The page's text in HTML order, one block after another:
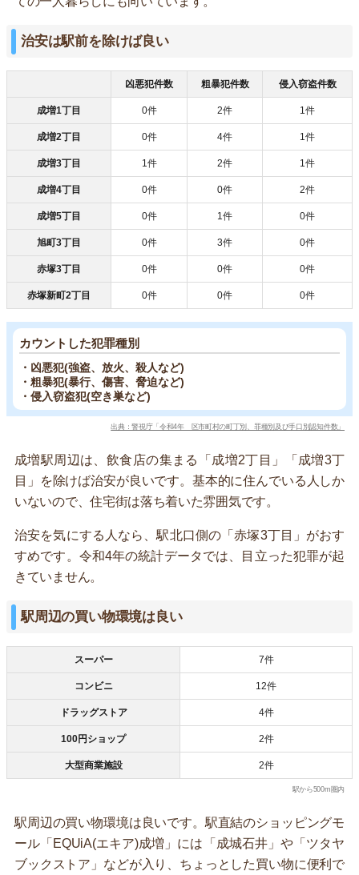
治安は駅前を除けば良い
凶悪犯件数 粗暴犯件数 侵入窃盗件数
成増1丁目 0件 2件 1件
成増2丁目 0件 4件 1件
成増3丁目 1件 2件 1件
成増4丁目 0件 0件 2件
成増5丁目 0件 1件 0件
旭町3丁目 0件 3件 0件
赤塚3丁目 0件 0件 0件
赤塚新町2丁目 0件 0件 0件
カウントした犯罪種別
・凶悪犯(強盗、放火、殺人など)
・粗暴犯(暴行、傷害、脅迫など)
・侵入窃盗犯(空き巣など)
出典：警視庁「令和4年 区市町村の町丁別、罪種別及び手口別認知件数」
成増駅周辺は、飲食店の集まる「成増2丁目」「成増3丁
目」を除けば治安が良いです。基本的に住んでいる人しか
いないので、住宅街は落ち着いた雰囲気です。
治安を気にする人なら、駅北口側の「赤塚3丁目」がおす
すめです。令和4年の統計データでは、目立った犯罪が起
きていません。
駅周辺の買い物環境は良い
スーパー 7件
コンビニ 12件
ドラッグストア 4件
100円ショップ 2件
大型商業施設 2件
駅から500m圏内
駅周辺の買い物環境は良いです。駅直結のショッピングモ
ール「EQUiA(エキア)成増」には「成城石井」や「ツタヤ
ブックストア」などが入り、ちょっとした買い物に便利で